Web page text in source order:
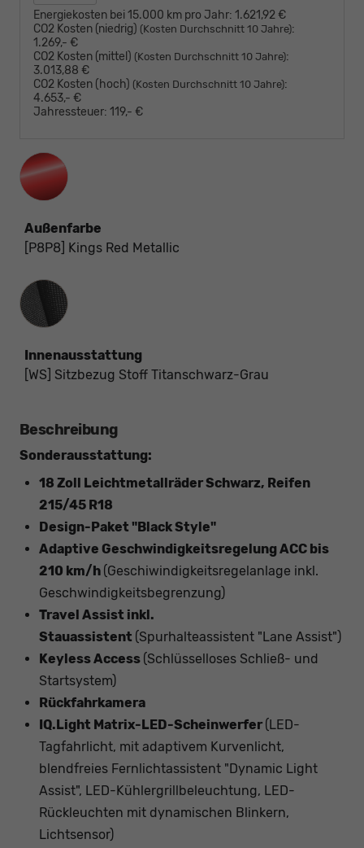
Energiekosten bei 15.000 km pro Jahr: 1.621,92 €
CO2 Kosten (niedrig) (Kosten Durchschnitt 10 Jahre):
1.269,- €
CO2 Kosten (mittel) (Kosten Durchschnitt 10 Jahre):
3.013,88 €
CO2 Kosten (hoch) (Kosten Durchschnitt 10 Jahre):
4.653,- €
Jahressteuer: 119,- €
Außenfarbe
[P8P8] Kings Red Metallic
Innenausstattung
Innenausstattung
[WS] Sitzbezug Stoff Titanschwarz-Grau
Beschreibung
Sonderausstattung:
18 Zoll Leichtmetallräder Schwarz, Reifen
215/45 R18
Design-Paket "Black Style"
Adaptive Geschwindigkeitsregelung ACC bis
210 km/h (Geschiwindigkeitsregelanlage inkl.
Geschwindigkeitsbegrenzung)
Travel Assist inkl.
Stauassistent (Spurhalteassistent "Lane Assist")
Keyless Access (Schlüsselloses Schließ- und
Startsystem)
Rückfahrkamera
IQ.Light Matrix-LED-Scheinwerfer (LED-
Tagfahrlicht, mit adaptivem Kurvenlicht,
blendfreies Fernlichtassistent "Dynamic Light
Assist", LED-Kühlergrillbeleuchtung, LED-
Rückleuchten mit dynamischen Blinkern,
Lichtsensor)